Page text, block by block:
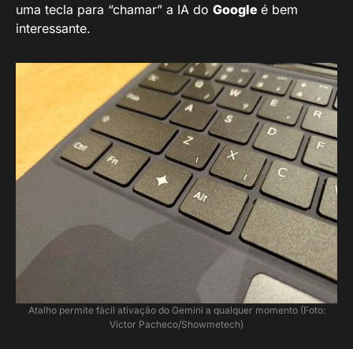
uma tecla para “chamar” a IA do Google é bem
interessante.
Atalho permite fácil ativação do Gemini a qualquer momento (Foto:
Victor Pacheco/Showmetech)